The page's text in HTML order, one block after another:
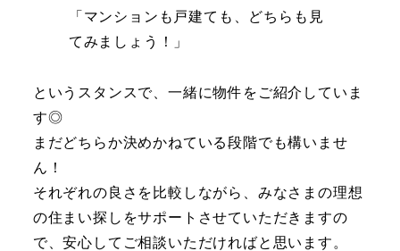
「マンションも戸建ても、どちらも見
てみましょう！」
というスタンスで、一緒に物件をご紹介していま
す◎
まだどちらか決めかねている段階でも構いませ
ん！
それぞれの良さを比較しながら、みなさまの理想
の住まい探しをサポートさせていただきますの
で、安心してご相談いただければと思います。